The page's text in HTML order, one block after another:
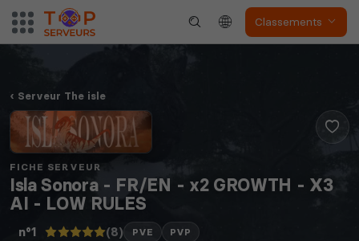
Classements
Serveur The isle
FICHE SERVEUR
Isla Sonora - FR/EN - x2 GROWTH - X3
AI - LOW RULES
n°1 (8) PVE PVP